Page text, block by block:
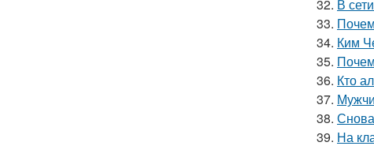
32. В
33.
34. Ким
35.
36. Кто
37.
38.
39. На